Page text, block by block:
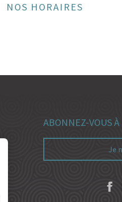
NOS HORAIRES
ABONNEZ-VOUS
Je